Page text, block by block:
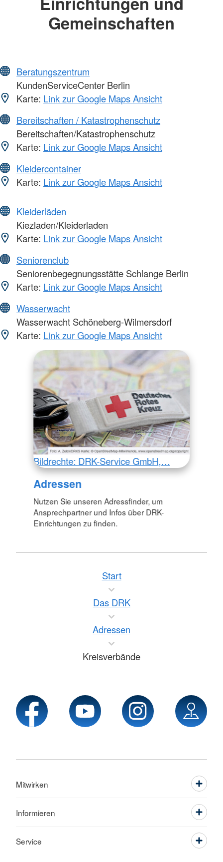
Gemeinschaften
Beratungszentrum
KundenServiceCenter Berlin
Karte: Link zur Google Maps Ansicht
Bereitschaften / Katastrophenschutz
Bereitschaften/Katastrophenschutz
Karte: Link zur Google Maps Ansicht
Kleidercontainer
Karte: Link zur Google Maps Ansicht
Kleiderläden
Kiezladen/Kleiderladen
Karte: Link zur Google Maps Ansicht
Seniorenclub
Seniorenbegegnungsstätte Schlange Berlin
Karte: Link zur Google Maps Ansicht
Wasserwacht
Wasserwacht Schöneberg-Wilmersdorf
Karte: Link zur Google Maps Ansicht
Bildrechte: DRK-Service GmbH,…
Adressen
Nutzen Sie unseren Adressfinder, um
Ansprechpartner und Infos über DRK-
Einrichtungen zu finden.
Start
Das DRK
Adressen
Kreisverbände
Mitwirken
Informieren
Service